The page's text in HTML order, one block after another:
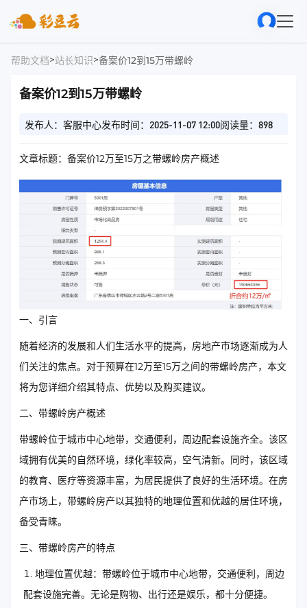
帮助文档>站长知识>备案价12到15万带螺岭
备案价12到15万带螺岭
发布人：客服中心发布时间：2025-11-07 12:00阅读量：898
文章标题：备案价12万至15万之带螺岭房产概述
一、引言
随着经济的发展和人们生活水平的提高，房地产市场逐渐成为人
们关注的焦点。对于预算在12万至15万之间的带螺岭房产，本文
将为您详细介绍其特点、优势以及购买建议。
二、带螺岭房产概述
带螺岭位于城市中心地带，交通便利，周边配套设施齐全。该区
域拥有优美的自然环境，绿化率较高，空气清新。同时，该区域
的教育、医疗等资源丰富，为居民提供了良好的生活环境。在房
产市场上，带螺岭房产以其独特的地理位置和优越的居住环境，
备受青睐。
三、带螺岭房产的特点
地理位置优越：带螺岭位于城市中心地带，交通便利，周边
配套设施完善。无论是购物、出行还是娱乐，都十分便捷。